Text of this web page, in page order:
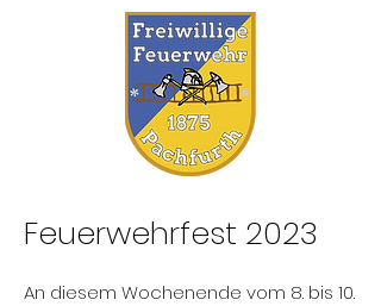
Feuerwehrfest 2023
An diesem Wochenende vom 8. bis 10.